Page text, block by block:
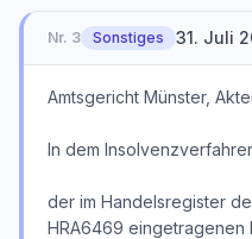
Nr. 3 Sonstiges 31. Juli
Amtsgericht Münster,
In dem
der im Handelsregister
HRA6469 eingetragenen